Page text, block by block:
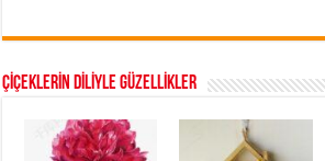
ÇİÇEKLERİN DİLİYLE GÜZELLİKLER